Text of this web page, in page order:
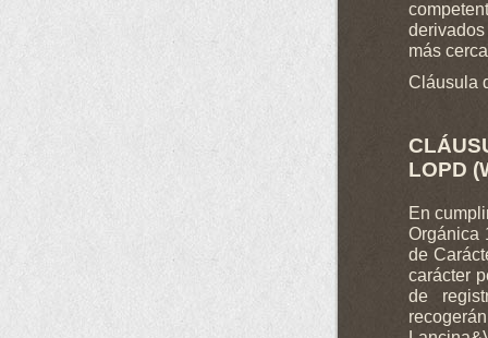
más
Cláusula
LOPD
En
Orgánica
de
carácter
de